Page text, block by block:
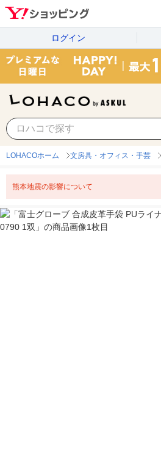
ログイン
LOHACOホーム 文房具・オフィス・手芸
熊本地震の影響について